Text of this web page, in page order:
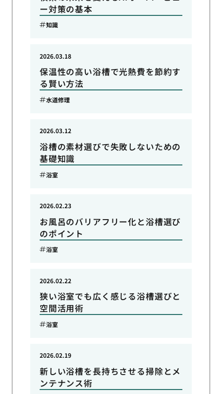
ー対策の基本
知識
保温性の高い浴槽で光熱費を節約す
る賢い方法
2026.03.18
水道修理
浴槽の素材選びで失敗しないための
基礎知識
2026.03.12
浴室
お風呂のバリアフリー化と浴槽選び
のポイント
2026.02.23
浴室
狭い浴室でも広く感じる浴槽選びと
空間活用術
2026.02.22
浴室
新しい浴槽を長持ちさせる掃除とメ
ンテナンス術
2026.02.19